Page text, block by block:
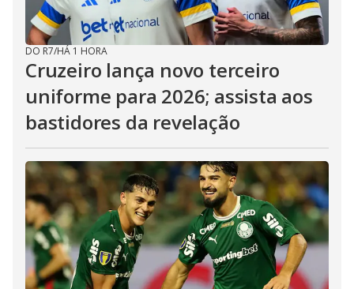
DO R7/HÁ 1 HORA
Cruzeiro lança novo terceiro
uniforme para 2026; assista aos
bastidores da revelação